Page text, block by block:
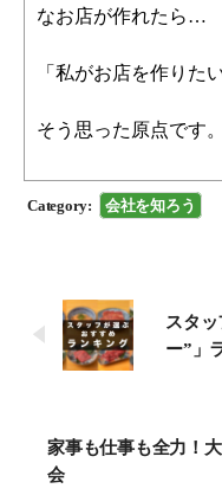
なお店が作れたら…
「私がお店を作りたい
そう思った原点です。
Category: 会社を知ろう
スタ
ー”」
家事も仕事も全力！
会